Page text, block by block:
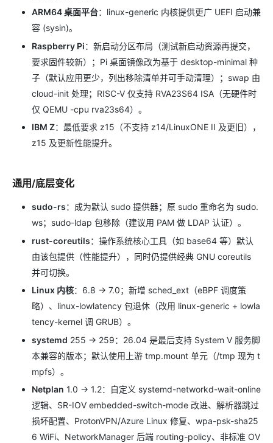
ARM64 桌面平台：linux-generic 内核提供更广 UEFI 启动兼
容 (sysin)。
Raspberry Pi：新启动分区布局（测试新启动资源再提交，
要求固件较新）；Pi 桌面镜像改为基于 desktop-minimal 种
子（默认应用更少，列出移除清单并可手动清理）；swap 由
cloud-init 处理；RISC-V 仅支持 RVA23S64 ISA（无硬件时
仅 QEMU -cpu rva23s64）。
IBM Z：最低要求 z15（不支持 z14/LinuxONE II 及更旧），
z15 及更新性能提升。
通用/底层变化
sudo-rs：成为默认 sudo 提供器；原 sudo 重命名为 sudo.
ws；sudo-ldap 包移除（建议用 PAM 做 LDAP 认证）。
rust-coreutils：操作系统核心工具（如 base64 等）默认
由该包提供（性能提升），同时仍提供经典 GNU coreutils
并可切换。
Linux 内核：6.8 → 7.0；新增 sched_ext（eBPF 调度策
略）、linux-lowlatency 包退休（改用 linux-generic + lowla
tency-kernel 调 GRUB）。
systemd 255 → 259：26.04 是最后支持 System V 服务脚
本兼容的版本；默认使用上游 tmp.mount 单元（/tmp 现为 t
mpfs）。
Netplan 1.0 → 1.2：自定义 systemd-networkd-wait-online
逻辑、SR-IOV embedded-switch-mode 改进、解析器跳过
损坏配置、ProtonVPN/Azure Linux 修复、wpa-psk-sha25
6 WiFi、NetworkManager 后端 routing-policy、非标准 OV